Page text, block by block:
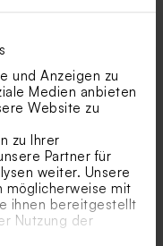
und Anzeigen zu
Medien anbieten
Website zu
zu Ihrer
Partner für
weiter. Unsere
möglicherweise mit
ihnen bereitgestellt
Nutzung der
zur
mit Fotos und